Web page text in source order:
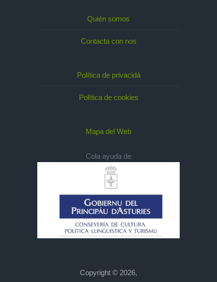
Quién somos
Contacta con nos
Política de privacidá
Política de cookies
Mapa del Web
Cola ayuda de
Copyright © 2026,